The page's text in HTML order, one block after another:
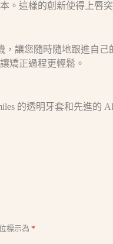
。這樣的創新使得上唇
，讓您隨時隨地跟進自
矯正過程更輕鬆。
的透明牙套和先進
標示為 *